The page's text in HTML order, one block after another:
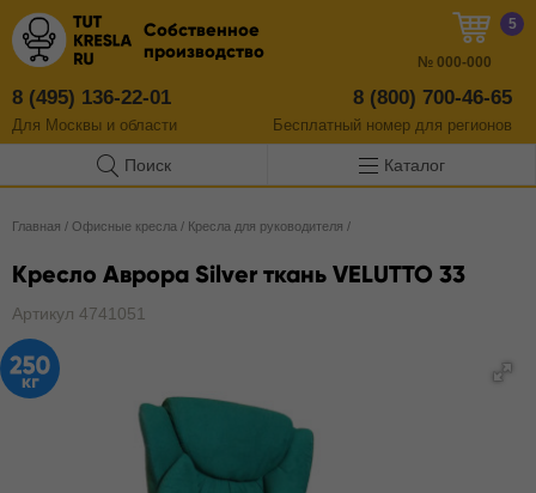
Собственное
производство
8 (495) 136-22-01
Для Москвы и области
8 (800) 700-46-65
Бесплатный номер для регионов
5
№ 000-000
Поиск Каталог
Главная / Офисные кресла / Кресла для руководителя /
Кресло Аврора Silver ткань VELUTTO 33
Артикул 4741051